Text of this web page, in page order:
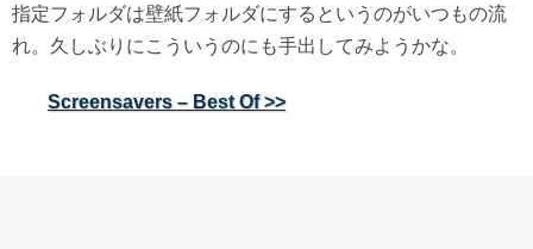
指定フォルダは壁紙フォルダにするというのがいつもの流
れ。久しぶりにこういうのにも手出してみようかな。
Screensavers – Best Of >>